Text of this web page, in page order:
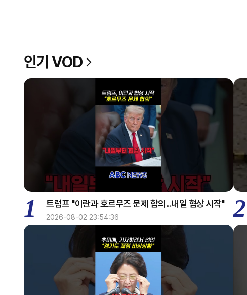
인기 VOD
1 트럼프 "이란과 호르무즈 문제 합의...내일 협상 시작"
2026-08-02 23:54:36 2